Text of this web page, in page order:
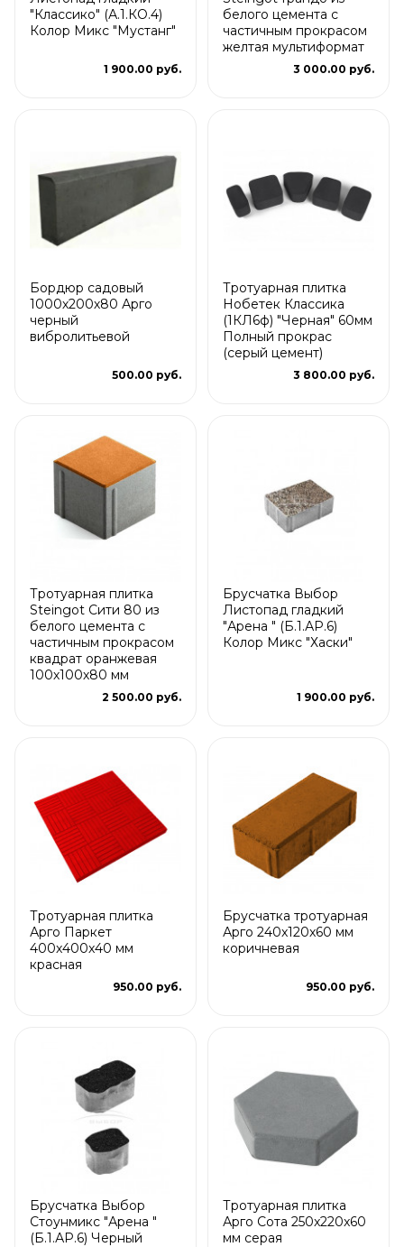
"Классико" (А.1.КО.4)
Колор Микс "Мустанг"
1 900.00 руб.
белого цемента с
частичным прокрасом
желтая мультиформат
3 000.00 руб.
Бордюр садовый
1000х200х80 Арго
черный
вибролитьевой
500.00 руб.
Тротуарная плитка
Нобетек Классика
(1КЛ6ф) "Черная" 60мм
Полный прокрас
(серый цемент)
3 800.00 руб.
Тротуарная плитка
Steingot Сити 80 из
белого цемента с
частичным прокрасом
квадрат оранжевая
100х100х80 мм
2 500.00 руб.
Брусчатка Выбор
Листопад гладкий
"Арена " (Б.1.АР.6)
Колор Микс "Хаски"
1 900.00 руб.
Тротуарная плитка
Арго Паркет
400x400x40 мм
красная
950.00 руб.
Брусчатка тротуарная
Арго 240x120x60 мм
коричневая
950.00 руб.
Брусчатка Выбор
Стоунмикс "Арена "
(Б.1.АР.6) Черный
Тротуарная плитка
Арго Сота 250x220x60
мм серая